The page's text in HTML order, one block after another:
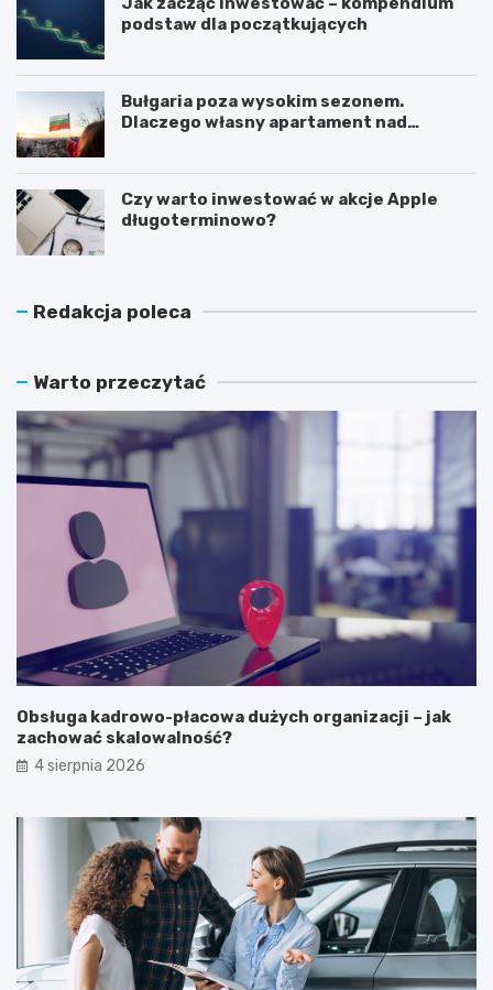
podstaw dla początkujących
Bułgaria poza wysokim sezonem.
Dlaczego własny apartament nad
Czy warto inwestować w akcje Apple
długoterminowo?
Redakcja poleca
Warto przeczytać
Obsługa kadrowo-płacowa dużych organizacji – jak
zachować skalowalność?
4 sierpnia 2026